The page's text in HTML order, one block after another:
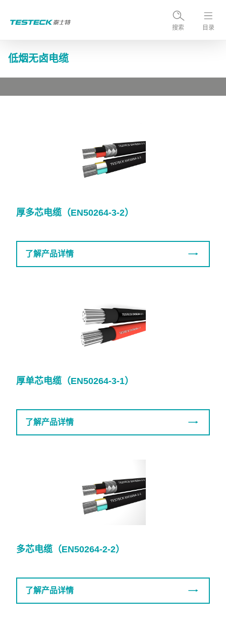
搜索 目录
低烟无卤电缆
厚多芯电缆（EN50264-3-2）
了解产品详情
厚单芯电缆（EN50264-3-1）
了解产品详情
多芯电缆（EN50264-2-2）
了解产品详情